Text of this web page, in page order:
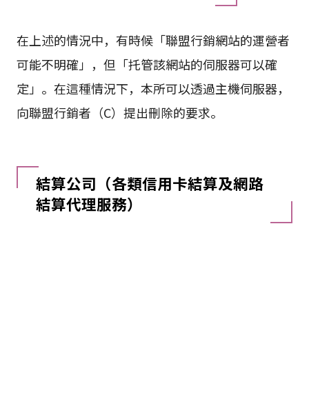
在上述的情況中，有時候「聯盟行銷網站的運營者
可能不明確」，但「托管該網站的伺服器可以確
定」。在這種情況下，本所可以透過主機伺服器，
向聯盟行銷者（C）提出刪除的要求。
結算公司（各類信用卡結算及網路
結算代理服務）